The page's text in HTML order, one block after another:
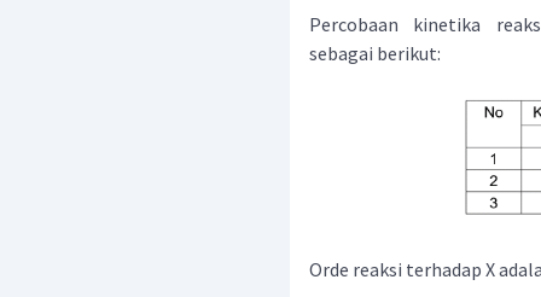
Percobaan kinetika
sebagai berikut:
Orde reaksi terhadap X